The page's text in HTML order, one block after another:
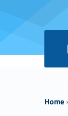
Home